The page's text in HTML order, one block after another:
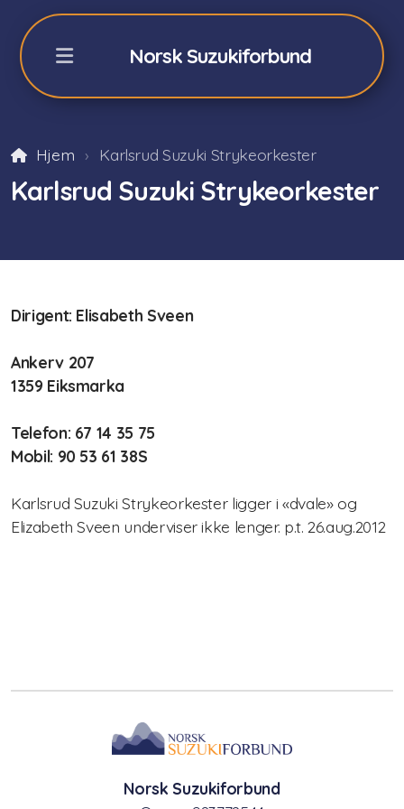
Norsk Suzukiforbund
Hjem Karlsrud Suzuki Strykeorkester
Karlsrud Suzuki Strykeorkester
Dirigent: Elisabeth Sveen
Ankerv 207
1359 Eiksmarka
Telefon: 67 14 35 75
Mobil: 90 53 61 38S
Karlsrud Suzuki Strykeorkester ligger i «dvale» og
Elizabeth Sveen underviser ikke lenger. p.t. 26.aug.2012
Norsk Suzukiforbund
NSFs Sommerkurs Geilo
Påmelding sommerkurs -26
Akkompagnatører
Orkester/teori/Dalcroze
Nasjonalt pianokurs
Fiolin/violinTeacher Training
Statutter for Norsk Suzukiforbund